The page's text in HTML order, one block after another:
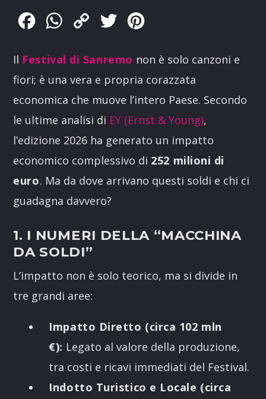
FacebookWhatsApp
Copy
Twitter
Il Festival di Sanremo non è solo canzoni e
fiori; è una vera e propria corazzata
economica che muove l’intero Paese. Secondo
le ultime analisi di EY (Ernst & Young),
l’edizione 2026 ha generato un impatto
economico complessivo di 252 milioni di
euro. Ma da dove arrivano questi soldi e chi ci
guadagna davvero?
1. I NUMERI DELLA “MACCHINA
DA SOLDI”
L’impatto non è solo teorico, ma si divide in
tre grandi aree:
Impatto Diretto (circa 102 mln
€): Legato al valore della produzione,
tra costi e ricavi immediati del Festival.
Indotto Turistico e Locale (circa